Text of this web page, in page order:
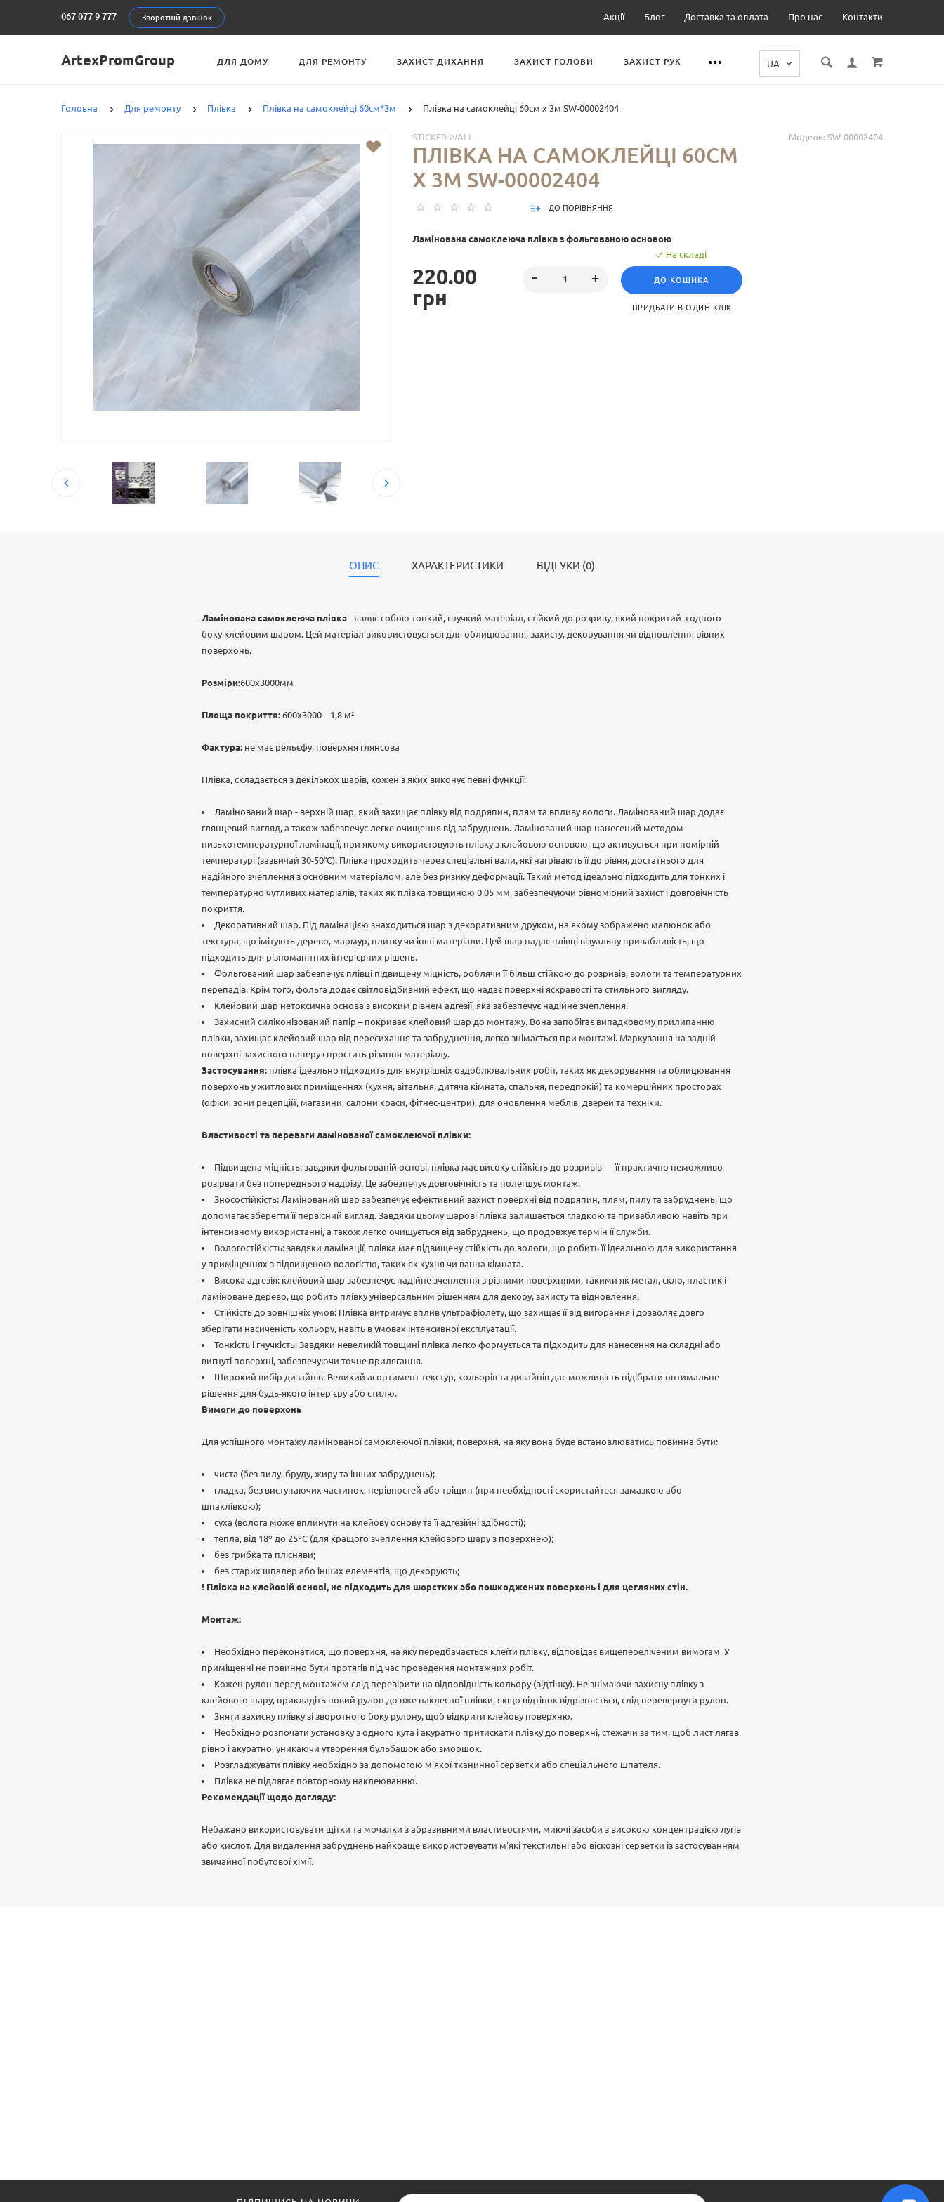
067 077 9 777 Зворотній дзвінок Акції Блог Доставка та оплата Про нас Контакти
ArtexPromGroup ДЛЯ ДОМУ ДЛЯ РЕМОНТУ ЗАХИСТ ДИХАННЯ ЗАХИСТ ГОЛОВИ ЗАХИСТ РУК
Головна Для ремонту Плівка Плівка на самоклейці 60см*3м Плівка на самоклейці 60см х 3м SW-00002404
Модель: SW-00002404
STICKER WALL
ПЛІВКА НА САМОКЛЕЙЦІ 60СМ
Х 3М SW-00002404
ДО ПОРІВНЯННЯ
Ламінована самоклеюча плівка з фольгованою основою
220.00
грн
На складі
ДО КОШИКА
ПРИДБАТИ В ОДИН КЛІК
ОПИС ХАРАКТЕРИСТИКИ ВІДГУКИ (0)
Ламінована самоклеюча плівка - являє собою тонкий, гнучкий матеріал, стійкий до розриву, який покритий з одного
боку клейовим шаром. Цей матеріал використовується для облицювання, захисту, декорування чи відновлення рівних
поверхонь.
Розміри:600х3000мм
Площа покриття: 600х3000 – 1,8 м²
Фактура: не має рельєфу, поверхня глянсова
Плівка, складається з декількох шарів, кожен з яких виконує певні функції:
Ламінований шар - верхній шар, який захищає плівку від подряпин, плям та впливу вологи. Ламінований шар додає
глянцевий вигляд, а також забезпечує легке очищення від забруднень. Ламінований шар нанесений методом
низькотемпературної ламінації, при якому використовують плівку з клейовою основою, що активується при помірній
температурі (зазвичай 30-50°C). Плівка проходить через спеціальні вали, які нагрівають її до рівня, достатнього для
надійного зчеплення з основним матеріалом, але без ризику деформації. Такий метод ідеально підходить для тонких і
температурно чутливих матеріалів, таких як плівка товщиною 0,05 мм, забезпечуючи рівномірний захист і довговічність
покриття.
Декоративний шар. Під ламінацією знаходиться шар з декоративним друком, на якому зображено малюнок або
текстура, що імітують дерево, мармур, плитку чи інші матеріали. Цей шар надає плівці візуальну привабливість, що
підходить для різноманітних інтер’єрних рішень.
Фольгований шар забезпечує плівці підвищену міцність, роблячи її більш стійкою до розривів, вологи та температурних
перепадів. Крім того, фольга додає світловідбивний ефект, що надає поверхні яскравості та стильного вигляду.
Клейовий шар нетоксична основа з високим рівнем адгезії, яка забезпечує надійне зчеплення.
Захисний силіконізований папір – покриває клейовий шар до монтажу. Вона запобігає випадковому прилипанню
плівки, захищає клейовий шар від пересихання та забруднення, легко знімається при монтажі. Маркування на задній
поверхні захисного паперу спростить різання матеріалу.
Застосування: плівка ідеально підходить для внутрішніх оздоблювальних робіт, таких як декорування та облицювання
поверхонь у житлових приміщеннях (кухня, вітальня, дитяча кімната, спальня, передпокій) та комерційних просторах
(офіси, зони рецепцій, магазини, салони краси, фітнес-центри), для оновлення меблів, дверей та техніки.
Властивості та переваги ламінованої самоклеючої плівки:
Підвищена міцність: завдяки фольгованій основі, плівка має високу стійкість до розривів — її практично неможливо
розірвати без попереднього надрізу. Це забезпечує довговічність та полегшує монтаж.
Зносостійкість: Ламінований шар забезпечує ефективний захист поверхні від подряпин, плям, пилу та забруднень, що
допомагає зберегти її первісний вигляд. Завдяки цьому шарові плівка залишається гладкою та привабливою навіть при
інтенсивному використанні, а також легко очищується від забруднень, що продовжує термін її служби.
Вологостійкість: завдяки ламінації, плівка має підвищену стійкість до вологи, що робить її ідеальною для використання
у приміщеннях з підвищеною вологістю, таких як кухня чи ванна кімната.
Висока адгезія: клейовий шар забезпечує надійне зчеплення з різними поверхнями, такими як метал, скло, пластик і
ламіноване дерево, що робить плівку універсальним рішенням для декору, захисту та відновлення.
Стійкість до зовнішніх умов: Плівка витримує вплив ультрафіолету, що захищає її від вигорання і дозволяє довго
зберігати насиченість кольору, навіть в умовах інтенсивної експлуатації.
Тонкість і гнучкість: Завдяки невеликій товщині плівка легко формується та підходить для нанесення на складні або
вигнуті поверхні, забезпечуючи точне прилягання.
Широкий вибір дизайнів: Великий асортимент текстур, кольорів та дизайнів дає можливість підібрати оптимальне
рішення для будь-якого інтер’єру або стилю.
Вимоги до поверхонь
Для успішного монтажу ламінованої самоклеючої плівки, поверхня, на яку вона буде встановлюватись повинна бути:
чиста (без пилу, бруду, жиру та інших забруднень);
гладка, без виступаючих частинок, нерівностей або тріщин (при необхідності скористайтеся замазкою або
шпаклівкою);
суха (волога може вплинути на клейову основу та її адгезійні здібності);
тепла, від 18º до 25ºС (для кращого зчеплення клейового шару з поверхнею);
без грибка та плісняви;
без старих шпалер або інших елементів, що декорують;
! Плівка на клейовій основі, не підходить для шорстких або пошкоджених поверхонь і для цегляних стін.
Монтаж:
Необхідно переконатися, що поверхня, на яку передбачається клеїти плівку, відповідає вищепереліченим вимогам. У
приміщенні не повинно бути протягів під час проведення монтажних робіт.
Кожен рулон перед монтажем слід перевірити на відповідність кольору (відтінку). Не знімаючи захисну плівку з
клейового шару, прикладіть новий рулон до вже наклеєної плівки, якщо відтінок відрізняється, слід перевернути рулон.
Зняти захисну плівку зі зворотного боку рулону, щоб відкрити клейову поверхню.
Необхідно розпочати установку з одного кута і акуратно притискати плівку до поверхні, стежачи за тим, щоб лист лягав
рівно і акуратно, уникаючи утворення бульбашок або зморшок.
Розгладжувати плівку необхідно за допомогою м'якої тканинної серветки або спеціального шпателя.
Плівка не підлягає повторному наклеюванню.
Рекомендації щодо догляду:
Небажано використовувати щітки та мочалки з абразивними властивостями, миючі засоби з високою концентрацією лугів
або кислот. Для видалення забруднень найкраще використовувати м'які текстильні або віскозні серветки із застосуванням
звичайної побутової хімії.